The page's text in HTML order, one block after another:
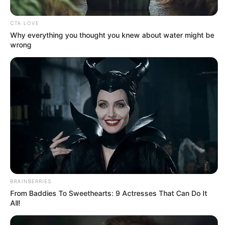
EN VIVO
🔴 EN VIVO | España le ganó 1-0 a
Argentina | Final Mundial 2026
MUNDIAL DE FÚTBOL
¡Listas las titulares! Estas
son las alineaciones de
España y Argentina para la
Final del Mundial 2026
DEPORTES TOLIMA
CTA LOVE
Why everything you thought you knew about water might be
wrong
BRAINBERRIES
From Baddies To Sweethearts: 9 Actresses That Can Do It
All!